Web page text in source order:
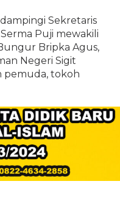
Sekretaris
Puji mewakili
Bripka Agus,
Negeri Sigit
pemuda, tokoh